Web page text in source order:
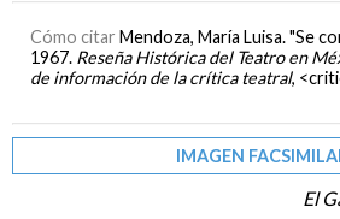
Cómo citar Mendoza, María Luisa. "Se
1967. Reseña Histórica del Teatro en
de información de la crítica teatral,
IMAGEN
El